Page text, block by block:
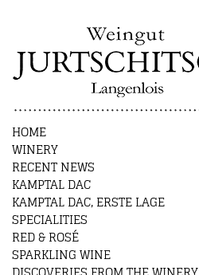
HOME
WINERY
RECENT NEWS
KAMPTAL DAC
KAMPTAL DAC, ERSTE LAGE
SPECIALITIES
RED & ROSÉ
SPARKLING WINE